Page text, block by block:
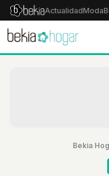
ActualidadModa
Bekia